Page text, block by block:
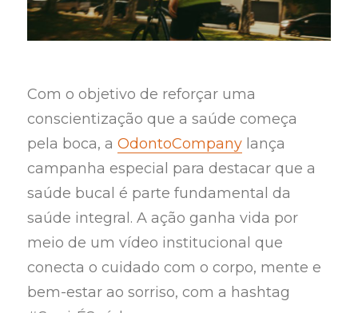
Com o objetivo de reforçar uma
conscientização que a saúde começa
pela boca, aOdontoCompany lança
campanha especial para destacar que a
saúde bucal é parte fundamental da
saúde integral. A ação ganha vida por
meio de um vídeo institucional que
conecta o cuidado com o corpo, mente e
bem-estar ao sorriso, com a hashtag